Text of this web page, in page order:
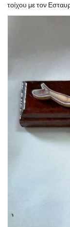
τοίχου με τον